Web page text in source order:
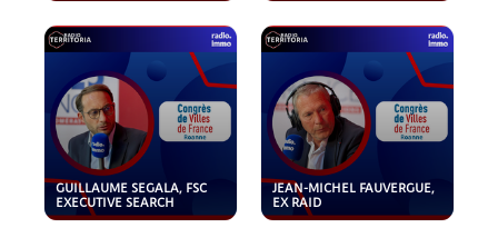
GUILLAUME SEGALA, FSC
EXECUTIVE SEARCH
JEAN-MICHEL FAUVERGUE,
EX RAID